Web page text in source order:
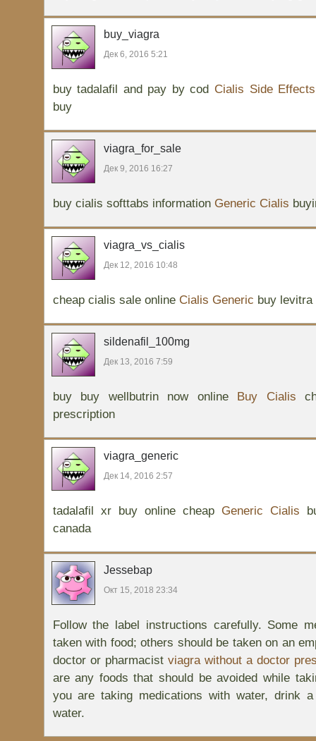
buy_viagra
Дек 6, 2016 5:21
buy tadalafil and pay by cod Cialis Side Effects
buy
viagra_for_sale
Дек 9, 2016 16:27
buy cialis softtabs information Generic Cialis
viagra_vs_cialis
Дек 12, 2016 10:48
cheap cialis sale online Cialis Generic buy levitra
sildenafil_100mg
Дек 13, 2016 7:59
buy buy wellbutrin now online Buy Cialis
prescription
viagra_generic
Дек 14, 2016 2:57
tadalafil xr buy online cheap Generic Cialis
canada
Jessebap
Окт 15, 2018 23:34
Follow the label instructions carefully. Some
taken with food; others should be taken on an
doctor or pharmacist viagra without a doctor
are any foods that should be avoided while
you are taking medications with water, drink
water.